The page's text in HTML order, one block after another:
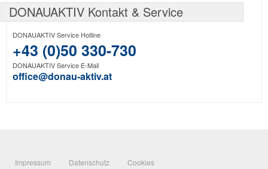
DONAUAKTIV Kontakt & Service
DONAUAKTIV Service Hotline
+43 (0)50 330-730
DONAUAKTIV Service E-Mail
office@donau-aktiv.at
Impressum Datenschutz Cookies